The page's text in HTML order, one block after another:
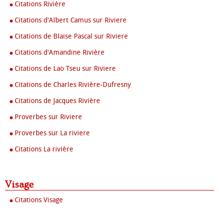
Citations Rivière
Citations d'Albert Camus sur Riviere
Citations de Blaise Pascal sur Riviere
Citations d'Amandine Rivière
Citations de Lao Tseu sur Riviere
Citations de Charles Rivière-Dufresny
Citations de Jacques Rivière
Proverbes sur Riviere
Proverbes sur La riviere
Citations La rivière
Visage
Citations Visage